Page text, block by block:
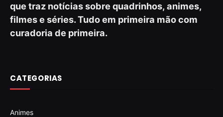
que traz notícias sobre quadrinhos, animes,
filmes e séries. Tudo em primeira mão com
curadoria de primeira.
CATEGORIAS
Animes